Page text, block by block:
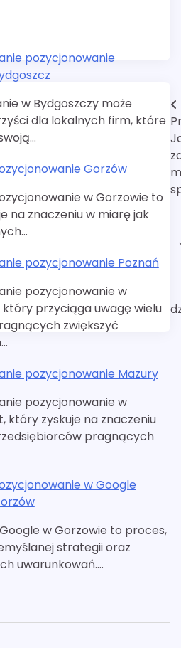
pozycjonowanie
w Bydgoszczy może
dla lokalnych firm, które
Gorzów
w Gorzowie to
na znaczeniu w miarę jak
pozycjonowanie Poznań
pozycjonowanie w
przyciąga uwagę wielu
zwiększyć
pozycjonowanie Mazury
pozycjonowanie w
który zyskuje na znaczeniu
pragnących
w Google
w Gorzowie to proces,
strategii oraz
uwarunkowań.…